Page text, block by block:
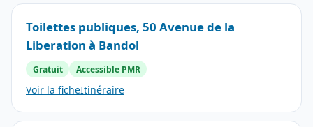
Toilettes publiques, 50 Avenue de la
Liberation à Bandol
Gratuit Accessible PMR
Voir la ficheItinéraire